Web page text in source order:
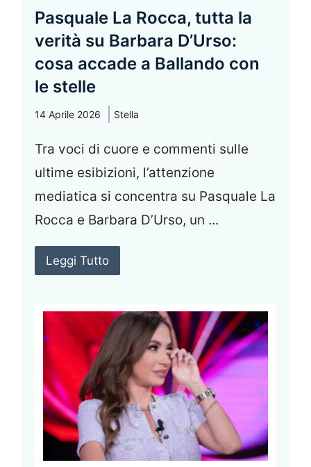
Pasquale La Rocca, tutta la
verità su Barbara D’Urso:
cosa accade a Ballando con
le stelle
14 Aprile 2026 Stella
Tra voci di cuore e commenti sulle
ultime esibizioni, l’attenzione
mediatica si concentra su Pasquale La
Rocca e Barbara D’Urso, un ...
Leggi Tutto